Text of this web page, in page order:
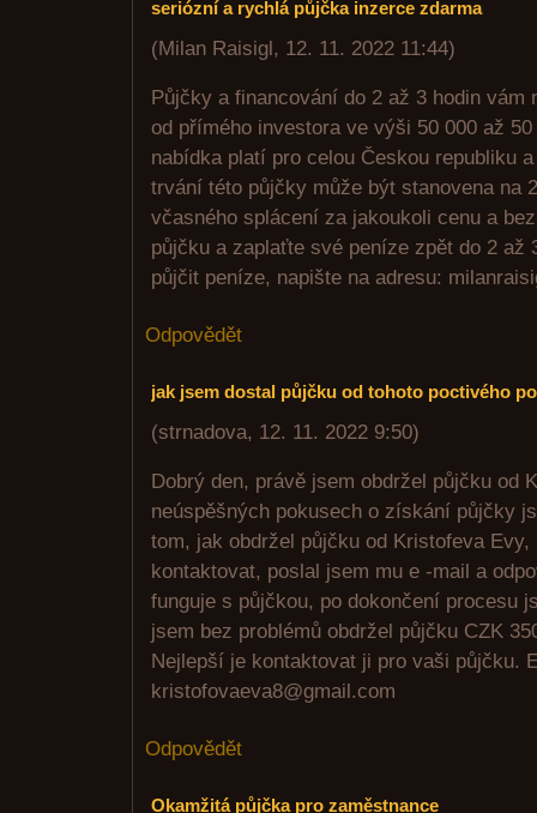
seriózní a rychlá půjčka inzerce zdarma
(Milan Raisigl, 12. 11. 2022 11:44)
Půjčky a financování do 2 až 3 hodin vám
od přímého investora ve výši 50 000 až 50
nabídka platí pro celou Českou republiku
trvání této půjčky může být stanovena na
včasného splácení za jakoukoli cenu a
půjčku a zaplaťte své peníze zpět do 2 až
půjčit peníze, napište na adresu:
Odpovědět
jak jsem dostal půjčku od tohoto poctivého
(strnadova, 12. 11. 2022 9:50)
Dobrý den, právě jsem obdržel půjčku od
neúspěšných pokusech o získání půjčky
tom, jak obdržel půjčku od Kristofeva
kontaktovat, poslal jsem mu e -mail a
funguje s půjčkou, po dokončení procesu
jsem bez problémů obdržel půjčku CZK
Nejlepší je kontaktovat ji pro vaši půjčku.
kristofovaeva8@gmail.com
Odpovědět
Okamžitá půjčka pro zaměstnance